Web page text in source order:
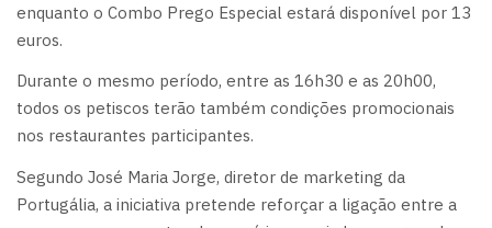
enquanto o Combo Prego Especial estará disponível por 13
euros.
Durante o mesmo período, entre as 16h30 e as 20h00,
todos os petiscos terão também condições promocionais
nos restaurantes participantes.
Segundo José Maria Jorge, diretor de marketing da
Portugália, a iniciativa pretende reforçar a ligação entre a